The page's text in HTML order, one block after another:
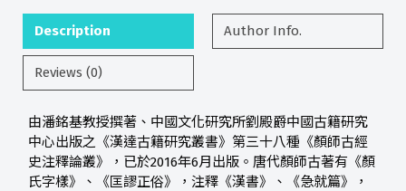
Description Author Info.
Reviews (0)
由潘銘基教授撰著、中國文化研究所劉殿爵中國古籍研究
中心出版之《漢達古籍研究叢書》第三十八種《顏師古經
史注釋論叢》，已於2016年6月出版。唐代顏師古著有《顏
氏字樣》、《匡謬正俗》，注釋《漢書》、《急就篇》，